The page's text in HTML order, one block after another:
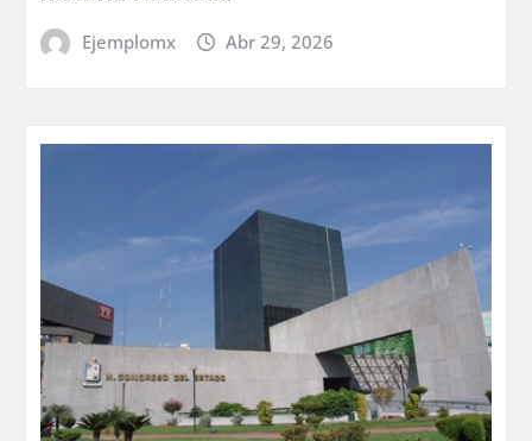
Ejemplomx Abr 29, 2026